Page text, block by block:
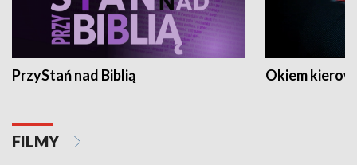
PrzyStań nad Biblią Okiem
FILMY